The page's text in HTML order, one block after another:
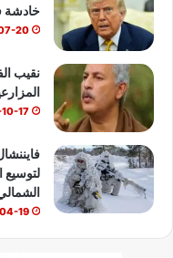
خادشة
20
نقيب
17
19